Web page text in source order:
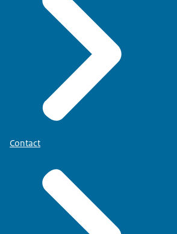
Contact